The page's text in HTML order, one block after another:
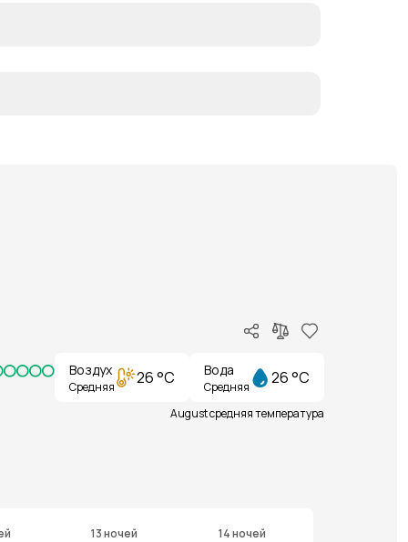
Воздух
Средняя 26 °C Вода
Средняя 26 °C
August средняя температура
13 ночей 14 ночей